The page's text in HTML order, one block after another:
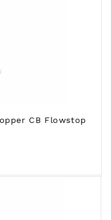
CB Flowstop